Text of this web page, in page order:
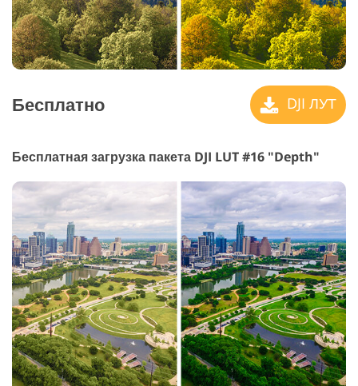
Бесплатно DJI ЛУТ
Бесплатная загрузка пакета DJI LUT #16 "Depth"